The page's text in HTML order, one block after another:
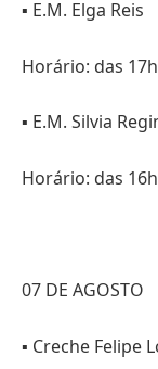
▪️ E.M. Elga Reis
Horário: das
▪️ E.M. Silvia
Horário: das
07 DE AGOSTO
▪️ Creche Felipe